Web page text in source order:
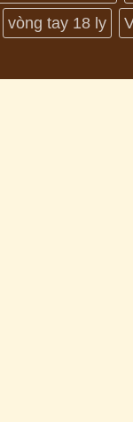
vòng tay 18 ly